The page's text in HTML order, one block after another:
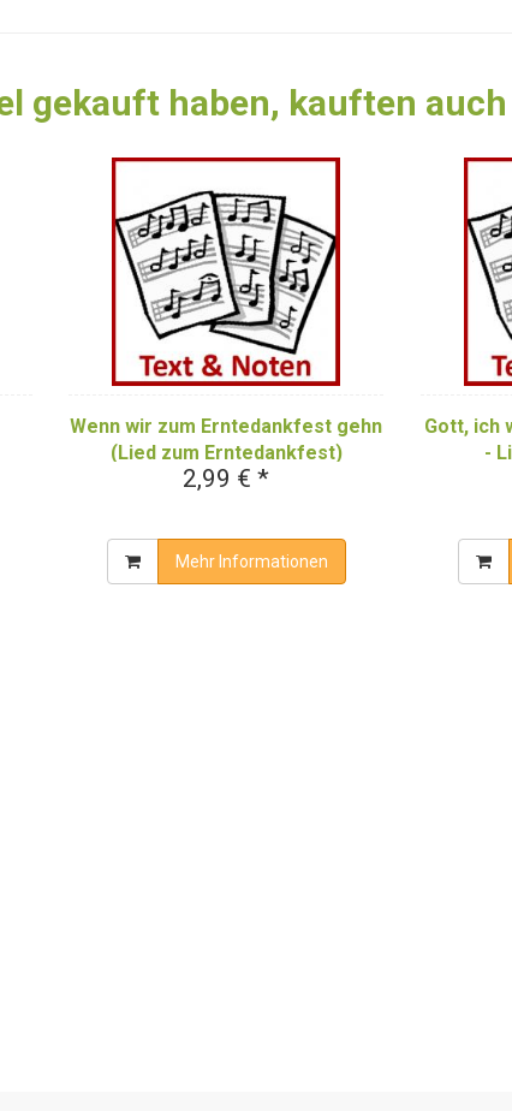
gekauft haben, kauften auch
Wenn wir zum Erntedankfest gehn
(Lied zum Erntedankfest)
2,99 € *
Mehr Informationen
Gott, ich
-